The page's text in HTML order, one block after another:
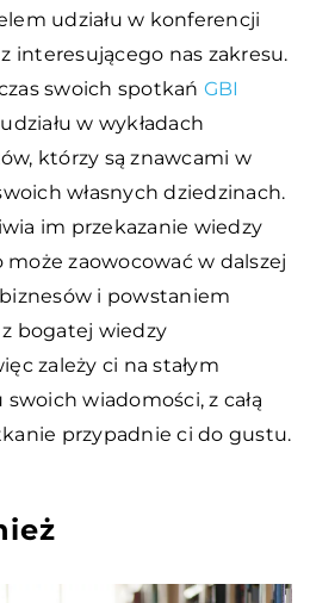
udziału w konferencji
interesującego nas zakresu.
swoich spotkań GBI
w wykładach
którzy są znawcami w
własnych dziedzinach.
im przekazanie wiedzy
zaowocować w dalszej
i powstaniem
bogatej wiedzy
zależy ci na stałym
wiadomości, z całą
przypadnie ci do gustu.